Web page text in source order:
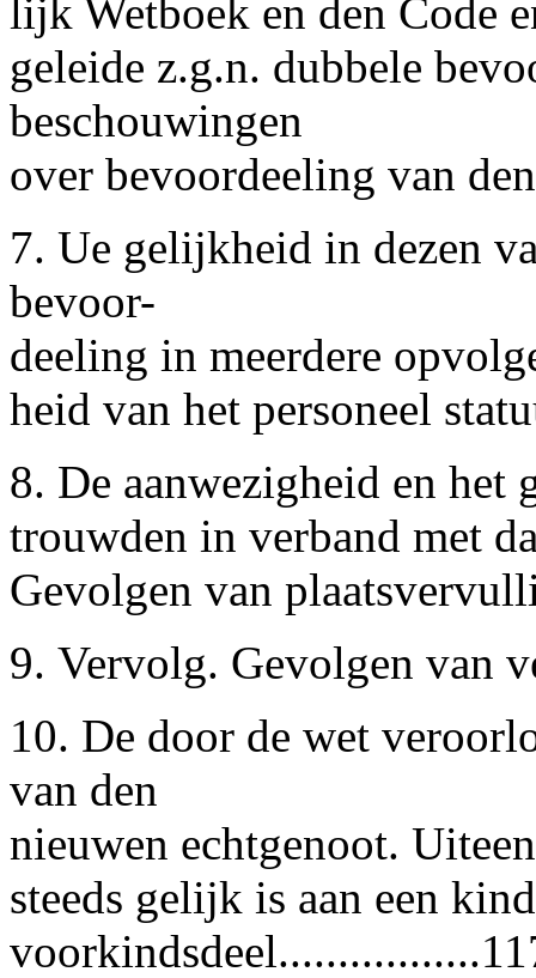
lijk Wetboek en den Code
geleide z.g.n. dubbele
beschouwingen
over bevoordeeling van
7. Ue gelijkheid in dezen
bevoor-
deeling in meerdere
heid van het personeel
8. De aanwezigheid en het
trouwden in verband met
Gevolgen van
9. Vervolg. Gevolgen van
10. De door de wet
van den
nieuwen echtgenoot.
steeds gelijk is aan een